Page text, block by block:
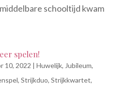
schooltijd kwam
spelen!
10, 2022 | Huwelijk, Jubileum,
, Strijkduo, Strijkkwartet,